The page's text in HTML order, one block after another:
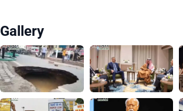
Gallery